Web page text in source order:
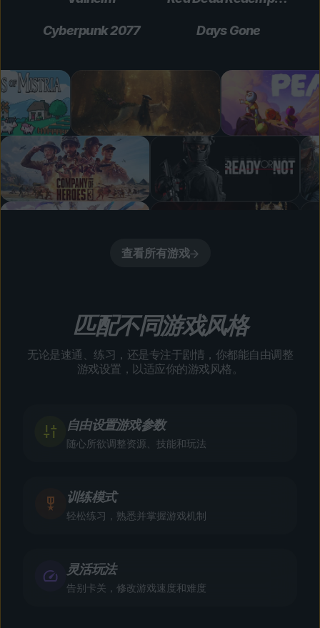
Cyberpunk 2077 Days Gone
查看所有游戏
匹配不同游戏风格
无论是速通、练习，还是专注于剧情，你都能自由调整
游戏设置，以适应你的游戏风格。
自由设置游戏参数
随心所欲调整资源、技能和玩法
训练模式
轻松练习，熟悉并掌握游戏机制
灵活玩法
告别卡关，修改游戏速度和难度